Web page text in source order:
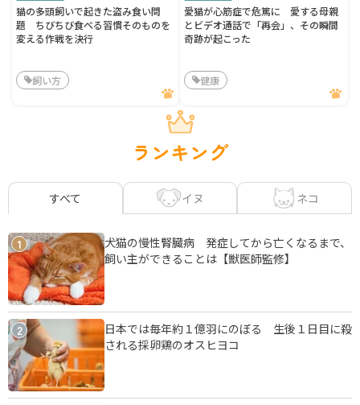
猫の多頭飼いで起きた盗み食い問
題 ちびちび食べる習慣そのものを
変える作戦を決行
飼い方
愛猫が心筋症で危篤に 愛する母親
とビデオ通話で「再会」、その瞬間
奇跡が起こった
健康
ランキング
すべて イヌ ネコ
1
犬猫の慢性腎臓病 発症してから亡くなるまで、
飼い主ができることは【獣医師監修】
2
日本では毎年約１億羽にのぼる 生後１日目に殺
される採卵鶏のオスヒヨコ